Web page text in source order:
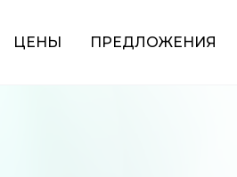
ЦЕНЫ ПРЕДЛОЖЕНИЯ